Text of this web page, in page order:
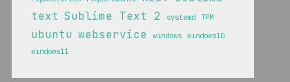
text Sublime Text 2 systemd TPM
ubuntu webservice windows windows10
windows11